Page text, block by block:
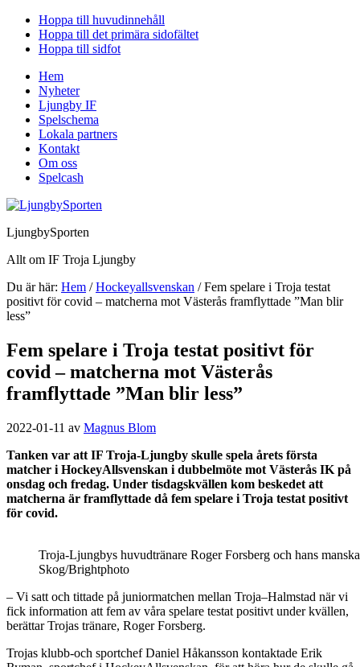
Hoppa till huvudinnehåll
Hoppa till det primära sidofältet
Hoppa till sidfot
Hem
Nyheter
Ljungby IF
Spelschema
Lokala partners
Kontakt
Om oss
Spelcash
LjungbySporten
Allt om IF Troja Ljungby
Du är här: Hem / Hockeyallsvenskan /Fem spelare i Troja testat
positivt för covid – matcherna mot Västerås framflyttade ”Man blir
less”
Fem spelare i Troja testat positivt för
covid – matcherna mot Västerås
framflyttade ”Man blir less”
2022-01-11 av Magnus Blom
Tanken var att IF Troja-Ljungby skulle spela årets första
matcher i HockeyAllsvenskan i dubbelmöte mot Västerås IK på
onsdag och fredag. Under tisdagskvällen kom beskedet att
matcherna är framflyttade då fem spelare i Troja testat positivt
för covid.
Troja-Ljungbys huvudtränare Roger Forsberg och hans
Skog/Brightphoto
– Vi satt och tittade på juniormatchen mellan Troja–Halmstad när vi
fick information att fem av våra spelare testat positivt under kvällen,
berättar Trojas tränare, Roger Forsberg.
Trojas klubb-och sportchef Daniel Håkansson kontaktade Erik